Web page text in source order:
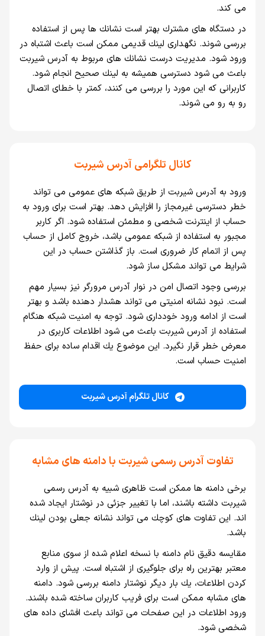
می كند.
در دستگاه های مشترك بهتر است نشانك ها پس از استفاده
بررسی شوند. نگهداری لينك قديمی ممكن است باعث اشتباه در
ورود شود. مديريت درست نشانك های مربوط به آدرس شيربت
باعث می شود دسترسی هميشه به لينك صحيح انجام شود.
كاربرانی كه اين مورد را بررسی می كنند، كمتر با خطای اتصال
رو به رو می شوند.
کانال تلگرامی آدرس شیربت
ورود به آدرس شيربت از طريق شبكه های عمومی می تواند
خطر دسترسی غيرمجاز را افزايش دهد. بهتر است برای ورود به
حساب از اينترنت شخصی و مطمئن استفاده شود. اگر كاربر
مجبور به استفاده از شبكه عمومی باشد، خروج كامل از حساب
پس از اتمام كار ضروری است. باز گذاشتن حساب در اين
شرايط می تواند مشكل ساز شود.
بررسی وجود اتصال امن در نوار آدرس مرورگر نيز بسيار مهم
است. نبود نشانه امنيتی می تواند هشدار دهنده باشد و بهتر
است از ادامه ورود خودداری شود. توجه به امنيت شبكه هنگام
استفاده از آدرس شيربت باعث می شود اطلاعات كاربری در
معرض خطر قرار نگيرد. اين موضوع يك اقدام ساده برای حفظ
امنيت حساب است.
کانال تلگرام آدرس شیربت
تفاوت آدرس رسمی شيربت با دامنه های مشابه
برخی دامنه ها ممكن است ظاهری شبيه به آدرس رسمی
شيربت داشته باشند، اما با تغيير جزئی در نوشتار ايجاد شده
اند. اين تفاوت های كوچك می تواند نشانه جعلی بودن لينك
باشد.
مقايسه دقيق نام دامنه با نسخه اعلام شده از سوی منابع
معتبر بهترين راه برای جلوگيری از اشتباه است. پيش از وارد
كردن اطلاعات، يك بار ديگر نوشتار دامنه بررسی شود. دامنه
های مشابه ممكن است برای فريب كاربران ساخته شده باشند.
ورود اطلاعات در اين صفحات می تواند باعث افشای داده های
شخصی شود.